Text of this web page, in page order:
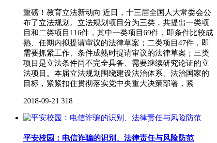
重磅！教育立法新动向 近日，十三届全国人大常委会公
布了立法规划。立法规划项目分为三类，共提出一类项
目和二类项目116件，其中一类项目69件，即条件比较成
熟、任期内拟提请审议的法律草案；二类项目47件，即
需要抓紧工作、条件成熟时提请审议的法律草案；三类
项目是立法条件尚不完全具备、需要继续研究论证的立
法项目。本届立法规划围绕建设法治体系、法治国家的
目标，紧紧扣住贯彻落实党中央重大决策部署，紧
2018-09-21 318
平安校园：电信诈骗的识别、法律责任与风险防范